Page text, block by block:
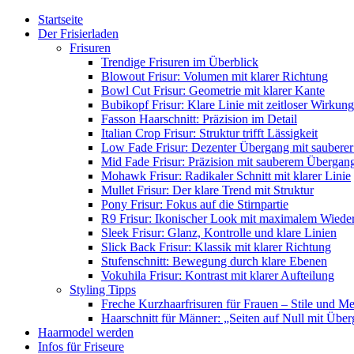
Startseite
Der Frisierladen
Frisuren
Trendige Frisuren im Überblick
Blowout Frisur: Volumen mit klarer Richtung
Bowl Cut Frisur: Geometrie mit klarer Kante
Bubikopf Frisur: Klare Linie mit zeitloser Wirkung
Fasson Haarschnitt: Präzision im Detail
Italian Crop Frisur: Struktur trifft Lässigkeit
Low Fade Frisur: Dezenter Übergang mit
Mid Fade Frisur: Präzision mit sauberem
Mohawk Frisur: Radikaler Schnitt mit klarer Linie
Mullet Frisur: Der klare Trend mit Struktur
Pony Frisur: Fokus auf die Stirnpartie
R9 Frisur: Ikonischer Look mit maximalem
Sleek Frisur: Glanz, Kontrolle und klare Linien
Slick Back Frisur: Klassik mit klarer Richtung
Stufenschnitt: Bewegung durch klare Ebenen
Vokuhila Frisur: Kontrast mit klarer Aufteilung
Styling Tipps
Freche Kurzhaarfrisuren für Frauen – Stile und
Haarschnitt für Männer: „Seiten auf Null mit
Haarmodel werden
Infos für Friseure